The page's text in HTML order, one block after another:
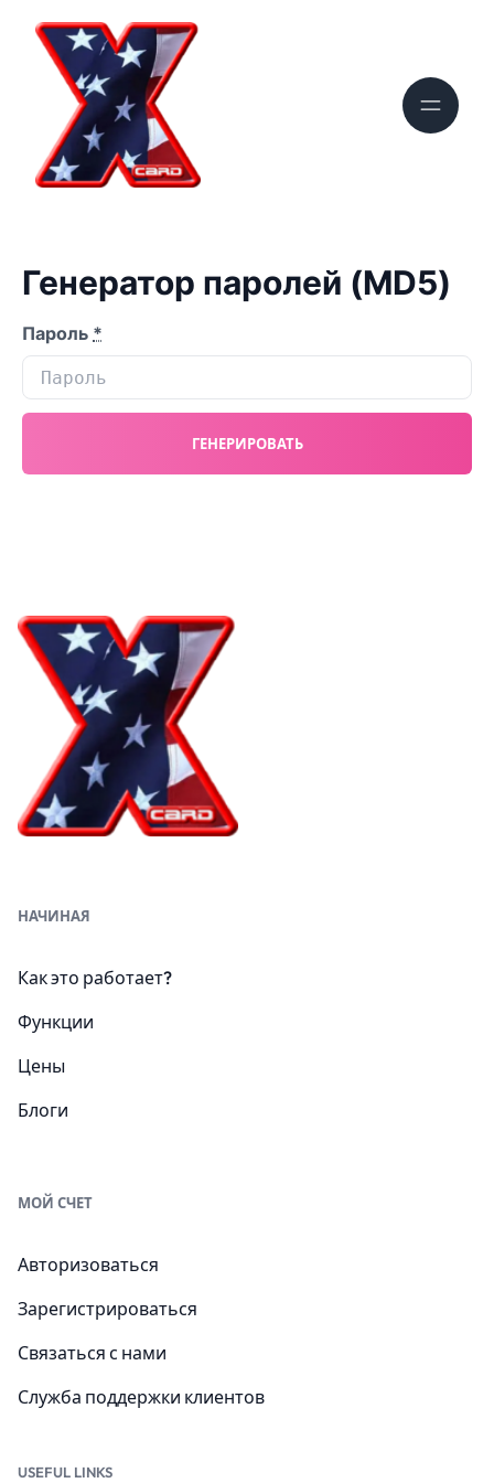
Генератор паролей (MD5)
Пароль *
ГЕНЕРИРОВАТЬ
НАЧИНАЯ
Как это работает?
Функции
Цены
Блоги
МОЙ СЧЕТ
Авторизоваться
Зарегистрироваться
Связаться с нами
Служба поддержки клиентов
USEFUL LINKS